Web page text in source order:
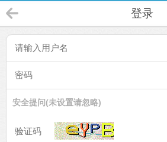
登录
安全提问(未设置请忽略)